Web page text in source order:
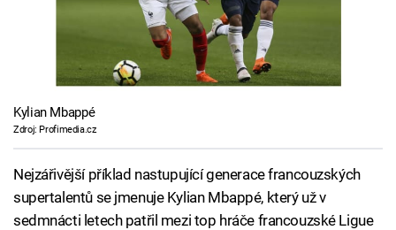
Kylian Mbappé
Zdroj: Profimedia.cz
Nejzářivější příklad nastupující generace francouzských
supertalentů se jmenuje Kylian Mbappé, který už v
sedmnácti letech patřil mezi top hráče francouzské Ligue